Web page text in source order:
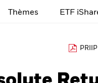
Thèmes ETF